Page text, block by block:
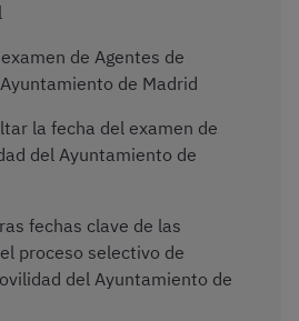
de Agentes de
de Madrid
la fecha del examen de
del Ayuntamiento de
fechas clave de las
proceso selectivo de
del Ayuntamiento de